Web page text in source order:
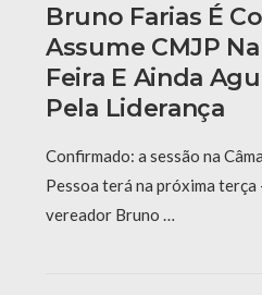
Bruno Farias É
Assume CMJP
Feira E Ainda
Pela Liderança
Confirmado: a sessão na
Pessoa terá na próxima terça
vereador Bruno …